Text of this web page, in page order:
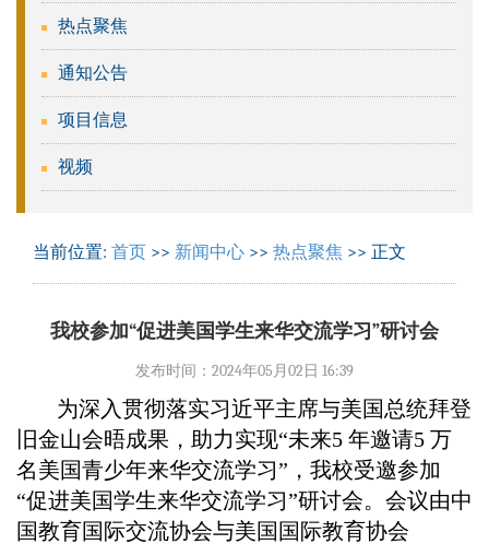
热点聚焦
通知公告
项目信息
视频
当前位置: 首页 >> 新闻中心 >> 热点聚焦 >> 正文
我校参加“促进美国学生来华交流学习”研讨会
发布时间：2024年05月02日 16:39
为深入贯彻落实习近平主席与美国总统拜登
旧金山会晤成果，助力实现“未来5 年邀请5 万
名美国青少年来华交流学习”，我校受邀参加
“促进美国学生来华交流学习”研讨会。会议由中
国教育国际交流协会与美国国际教育协会